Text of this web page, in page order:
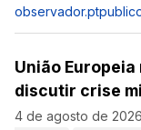
observador.pt
União
discutir crise
4 de agosto de